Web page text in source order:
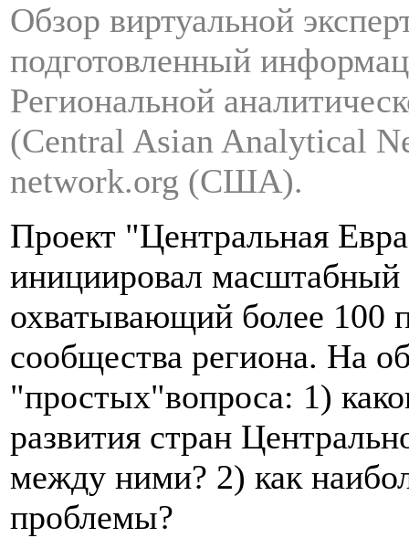
Обзор виртуальной
подготовленный
Региональной
(Central Asian Analytical
network.org (США).
Проект "Центральная
инициировал масштабный
охватывающий более 100
сообщества региона. На
"простых"вопроса: 1)
развития стран
между ними? 2) как
проблемы?